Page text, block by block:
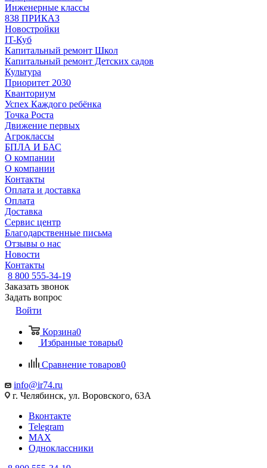
Инженерные классы
838 ПРИКАЗ
Новостройки
IT-Куб
Капитальный ремонт Школ
Капитальный ремонт Детских садов
Культура
Приоритет 2030
Кванториум
Успех Каждого ребёнка
Точка Роста
Движение первых
Агроклассы
БПЛА И БАС
О компании
О компании
Контакты
Оплата и доставка
Оплата
Доставка
Сервис центр
Благодарственные письма
Отзывы о нас
Новости
Контакты
8 800 555-34-19
Заказать звонок
Задать вопрос
Войти
Корзина0
Избранные товары0
Сравнение товаров0
info@ir74.ru
г. Челябинск, ул. Воровского, 63А
Вконтакте
Telegram
MAX
Одноклассники